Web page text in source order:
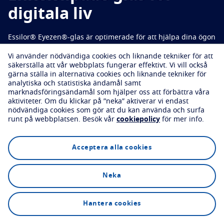
Skydda
Transitions Ljusanpassat glas
Solglas God syn med snygg stil
Blue UV Filtreringslösningar för vardagsglas
Förbättra
Crizal Antireflexbehandling
Upptäck alla våra varumärken
Boka en synundersökning
Boka en synundersökning
digitala liv
Essilor® Eyezen®-glas är optimerade för att hjälpa dina ögon
Boka en synundersökning
Vi använder nödvändiga cookies och liknande tekniker för att
säkerställa att vår webbplats fungerar effektivt. Vi vill också
gärna ställa in alternativa cookies och liknande tekniker för
analytiska och statistiska ändamål samt
marknadsföringsändamål som hjälper oss att förbättra våra
aktiviteter. Om du klickar på ”neka” aktiverar vi endast
nödvändiga cookies som gör att du kan använda och surfa
runt på webbplatsen. Besök vår cookiepolicy för mer info.
Acceptera alla cookies
Neka
Hantera cookies